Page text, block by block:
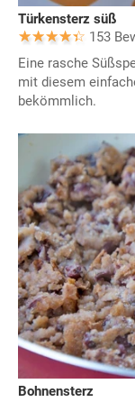
Türkensterz süß
153
Eine rasche
mit diesem
bekömmlich.
Bohnensterz